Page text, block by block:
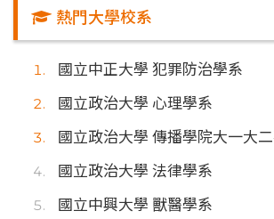
熱門大學校系
國立中正大學 犯罪防治學系
國立政治大學 心理學系
國立政治大學 傳播學院大一大
國立政治大學 法律學系
國立中興大學 獸醫學系